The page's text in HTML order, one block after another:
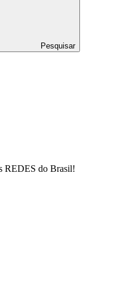
Pesquisar
REDES do Brasil!